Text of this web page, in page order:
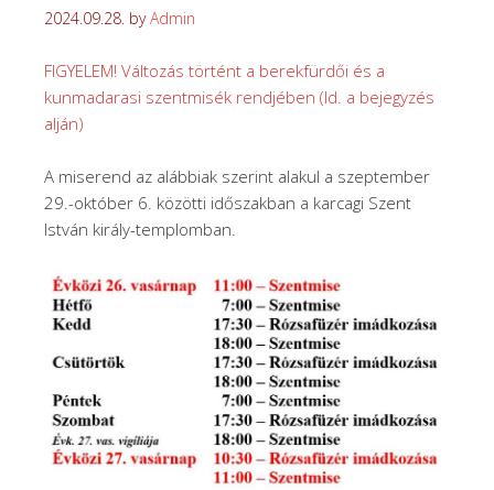
2024.09.28. byAdmin
FIGYELEM! Változás történt a berekfürdői és a
kunmadarasi szentmisék rendjében (ld. a bejegyzés
alján)
A miserend az alábbiak szerint alakul a szeptember
29.-október 6. közötti időszakban a karcagi Szent
István király-templomban.